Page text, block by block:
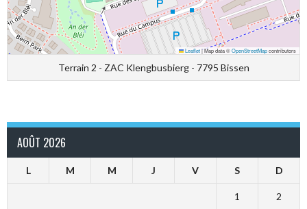
Leaflet|Map data ©OpenStreetMapcontributors
Terrain 2 - ZAC Klengbusbierg - 7795 Bissen
AOÛT 2026
L M M J V S D
1 2